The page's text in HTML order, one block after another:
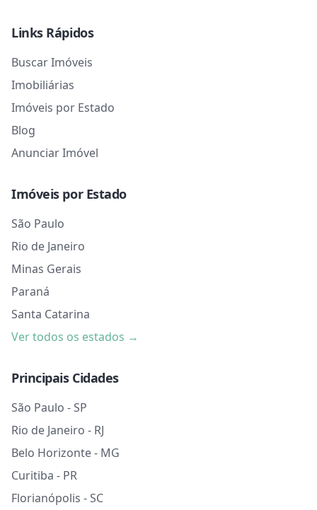
Links Rápidos
Buscar Imóveis
Imobiliárias
Imóveis por Estado
Blog
Anunciar Imóvel
Imóveis por Estado
São Paulo
Rio de Janeiro
Minas Gerais
Paraná
Santa Catarina
Ver todos os estados →
Principais Cidades
São Paulo - SP
Rio de Janeiro - RJ
Belo Horizonte - MG
Curitiba - PR
Florianópolis - SC